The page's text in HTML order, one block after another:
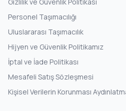
Personel Taşımacılığı
Uluslararası Taşımacılık
Hijyen ve Güvenlik Politikamız
İptal ve İade Politikası
Mesafeli Satış Sözleşmesi
Kişisel Verilerin Korunması